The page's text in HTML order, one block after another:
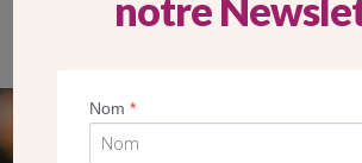
SEUL VOTRE DON
Nom*